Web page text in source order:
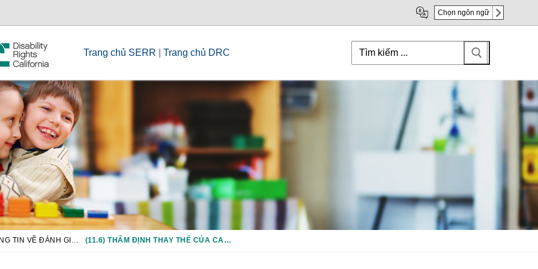
Chọn ngôn ngữ
Trang chủ SERR Trang chủ DRC
Search
for:
(11.6) THẨM ĐỊNH THAY THẾ CỦA CALIFORNIA ĐƯỢC CUNG CẤP CHO HỌC SINH NHƯ THẾ NÀO?